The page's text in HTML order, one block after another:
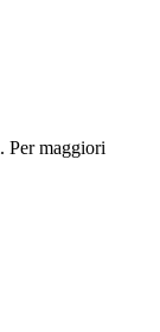
Per maggiori